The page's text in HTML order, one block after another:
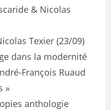
& Nicolas
Texier (23/09)
dans la modernité
François Ruaud
»
anthologie